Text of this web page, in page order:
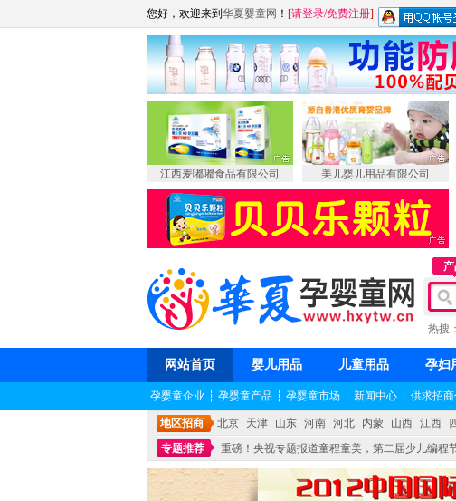
您好，欢迎来到 华夏婴童网 ！ [请登录/免费注册]
江西麦嘟嘟食品有限公司 美儿婴儿用品有限公司
热搜：
网站首页 婴儿用品 儿童用品 孕妇
孕婴童企业 ┆ 孕婴童产品 ┆ 孕婴童市场 ┆ 新闻中心 ┆ 供求招商
地区招商 北京 天津 山东 河南 河北 内蒙 山西 江西
专题推荐
重磅！央视专题报道童程童美，第二届少儿编程
不能再单纯地销售产品,而要向增强服务转型,毕竟母婴产品比